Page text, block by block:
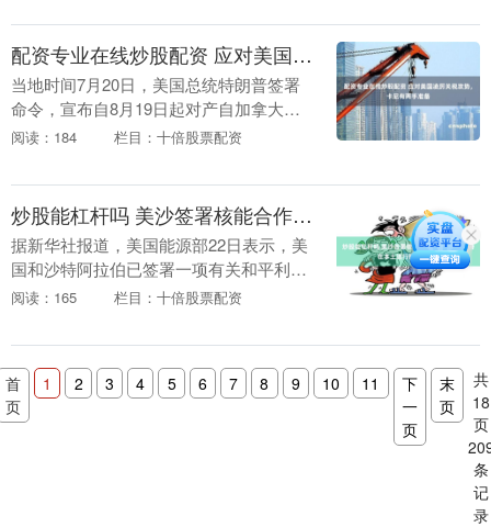
光，加沙足坛伪装....
配资专业在线炒股配资 应对美国凌厉关税攻势，卡尼有两手准备
当地时间7月20日，美国总统特朗普签署
命令，宣布自8月19日起对产自加拿大的
葡萄酒、乳制品、家具、冰球器材、水泥
尼随即发表....
阅读：184 栏目：十倍股票配资
炒股能杠杆吗 美沙签署核能合作协议，允许沙特在本土进行铀浓缩活动
据新华社报道，美国能源部22日表示，美
国和沙特阿拉伯已签署一项有关和平利用
核能的合作协议。据多家美国媒体报道，
动的条款。 分....
阅读：165 栏目：十倍股票配资
首
页
1 2 3 4 5 6 7 8 9 10 11
下
一
页
末
页
共
18
页
条
记
录